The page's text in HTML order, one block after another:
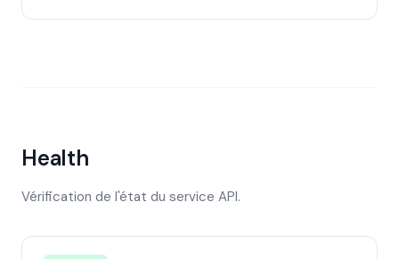
Health
Vérification de l'état du service API.